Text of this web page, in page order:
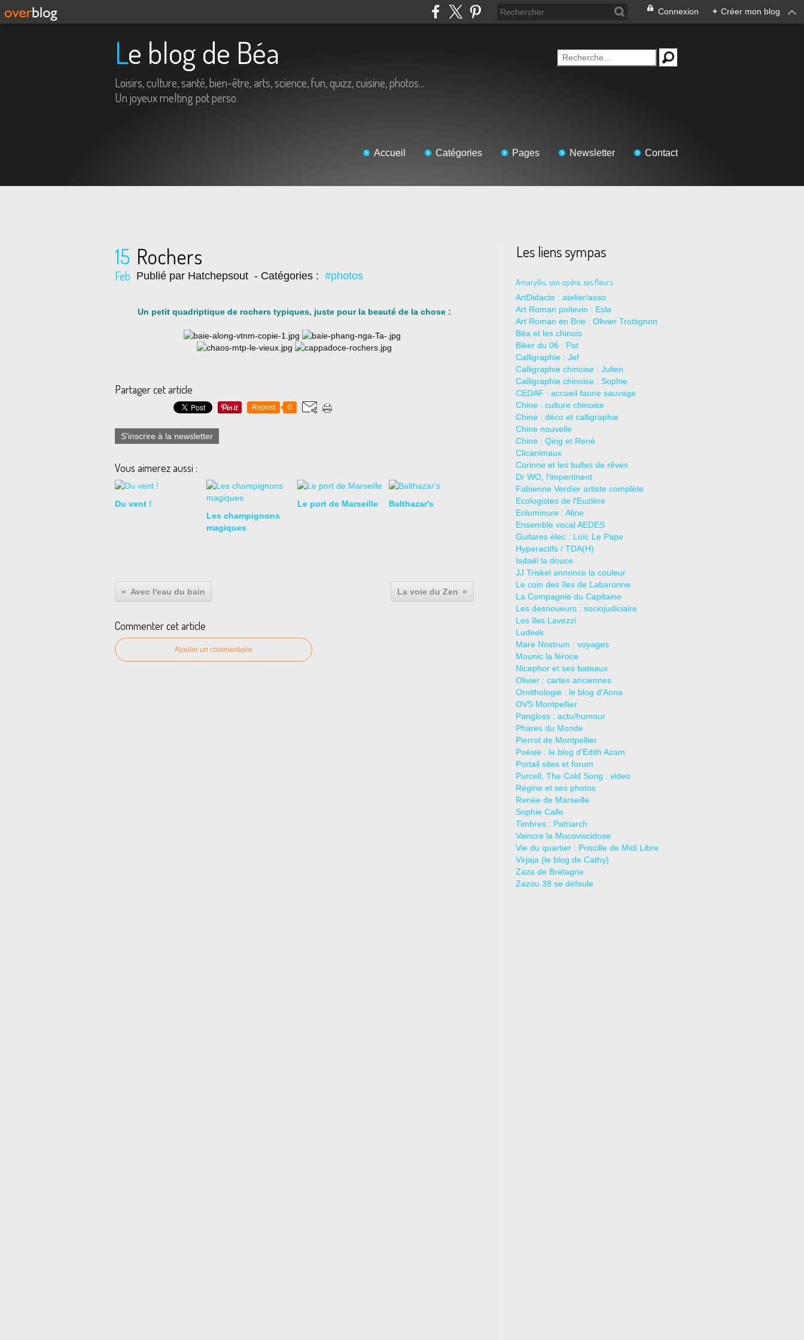
Connexion + Créer mon blog
Le blog de Béa
Loisirs, culture, santé, bien-être, arts, science, fun, quizz, cuisine, photos...
Un joyeux melting pot perso.
Accueil Catégories Pages Newsletter Contact
15
Feb
Rochers
Publié par Hatchepsout - Catégories : #photos
Un petit quadriptique de rochers typiques, juste pour la beauté de la chose :
Partager cet article
Repost 0
S'inscrire à la newsletter
Vous aimerez aussi :
Du vent !
Les champignons
magiques
Le port de Marseille Balthazar's
Avec l'eau du bain La voie du Zen
Commenter cet article
Ajouter un commentaire
Les liens sympas
Amaryllis, son opéra, ses fleurs
ArtDidacte : atelier/asso
Art Roman poitevin : Esla
Art Roman en Brie : Olivier Trottignon
Béa et les chinois
Biker du 06 : Pat
Calligraphie : Jef
Calligraphie chinoise : Julien
Calligraphie chinoise : Sophie
CEDAF : accueil faune sauvage
Chine : culture chinoise
Chine : déco et calligraphie
Chine nouvelle
Chine : Qing et René
Clicanimaux
Corinne et les bulles de rêves
Dr WO, l'impertinent
Fabienne Verdier artiste complète
Ecologistes de l'Euzière
Enluminure : Aline
Ensemble vocal AEDES
Guitares élec : Loïc Le Pape
Hyperactifs / TDA(H)
Isdaël la douce
JJ Triskel annonce la couleur
Le coin des îles de Labaronne
La Compagnie du Capitaine
Les desnoueurs : sociojudiciaire
Les îles Lavezzi
Ludeek
Mare Nostrum : voyages
Mounic la féroce
Nicephor et ses bateaux
Olivier : cartes anciennes
Ornithologie : le blog d'Anna
OVS Montpellier
Pangloss : actu/humour
Phares du Monde
Pierrot de Montpellier
Poésie : le blog d'Edith Azam
Portail sites et forum
Purcell, The Cold Song : video
Régine et ses photos
Renée de Marseille
Sophie Calle
Timbres : Patriarch
Vaincre la Mucoviscidose
Vie du quartier : Priscille de Midi Libre
Virjaja (le blog de Cathy)
Zaza de Bretagne
Zazou 38 se défoule